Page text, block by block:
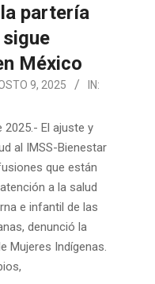
partería
México
9, 2025
IN:
El ajuste y
al IMSS-Bienestar
que están
a la salud
e infantil de las
denunció la
Mujeres Indígenas.